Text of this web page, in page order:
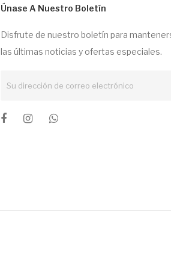
Únase A Nuestro Boletín
Disfrute de nuestro boletín para
las últimas noticias y ofertas especiales.